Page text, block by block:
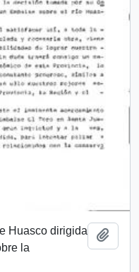
Huasco dirigida
la